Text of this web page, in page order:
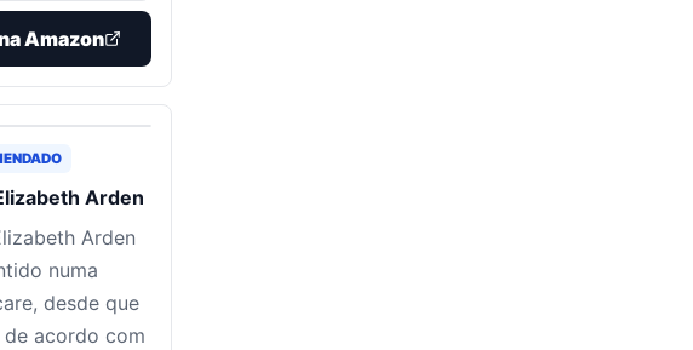
Amazon
Arden
Arden
numa
desde que
acordo com